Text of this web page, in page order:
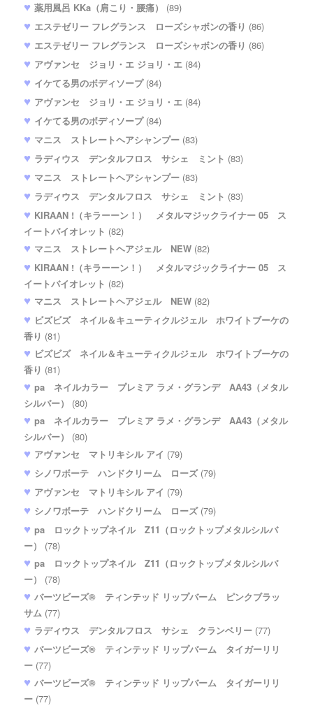
薬用風呂 KKa（肩こり・腰痛）
(89)
エステゼリー フレグランス ローズシャボンの香り (86)
エステゼリー フレグランス ローズシャボンの香り (86)
アヴァンセ ジョリ・エ ジョリ・エ (84)
イケてる男のボディソープ(84)
アヴァンセ ジョリ・エ ジョリ・エ (84)
イケてる男のボディソープ(84)
マニス ストレートヘアシャンプー (83)
ラディウス デンタルフロス サシェ ミント (83)
マニス ストレートヘアシャンプー (83)
ラディウス デンタルフロス サシェ ミント (83)
KIRAAN !（キラーーン！） メタルマジックライナー 05 ス
イートバイオレット (82)
マニス ストレートヘアジェル NEW (82)
KIRAAN !（キラーーン！） メタルマジックライナー 05 ス
イートバイオレット (82)
マニス ストレートヘアジェル NEW (82)
ビズビズ ネイル＆キューティクルジェル ホワイトブーケの
香り (81)
ビズビズ ネイル＆キューティクルジェル ホワイトブーケの
香り (81)
pa ネイルカラー プレミア ラメ・グランデ AA43（メタル
シルバー）
(80)
pa ネイルカラー プレミア ラメ・グランデ AA43（メタル
シルバー）
(80)
アヴァンセ マトリキシル アイ (79)
シノワボーテ ハンドクリーム ローズ(79)
アヴァンセ マトリキシル アイ (79)
シノワボーテ ハンドクリーム ローズ(79)
pa ロックトップネイル Z11（ロックトップメタルシルバ
ー）
(78)
pa ロックトップネイル Z11（ロックトップメタルシルバ
ー）
(78)
バーツビーズ® ティンテッド リップバーム ピンクブラッ
サム (77)
ラディウス デンタルフロス サシェ クランベリー (77)
バーツビーズ® ティンテッド リップバーム タイガーリリ
ー (77)
バーツビーズ® ティンテッド リップバーム タイガーリリ
ー (77)